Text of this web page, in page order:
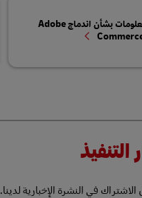
الاطلاع على معلومات بشأن اندماج Adobe
في النشرة الإخبارية لدينا.